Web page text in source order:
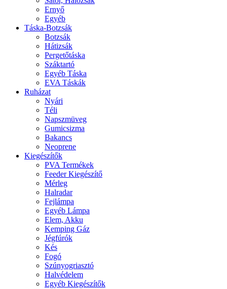
Ernyő
Egyéb
Táska-Botzsák
Botzsák
Hátizsák
Pergetőtáska
Száktartó
Egyéb Táska
EVA Táskák
Ruházat
Nyári
Téli
Napszmüveg
Gumicsizma
Bakancs
Neoprene
Kiegészítők
PVA Termékek
Feeder Kiegészítő
Mérleg
Halradar
Fejlámpa
Egyéb Lámpa
Elem, Akku
Kemping Gáz
Jégfúrók
Kés
Fogó
Szúnyogriasztó
Halvédelem
Egyéb Kiegészítők